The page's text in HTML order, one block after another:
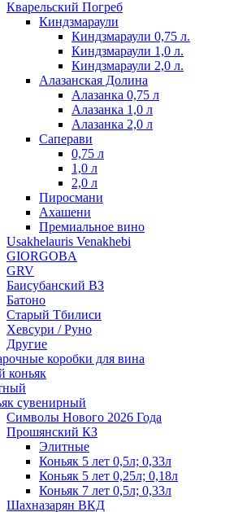
Кварельский Погреб
Киндзмараули
Киндзмараули 0,75 л.
Киндзмараули 1,0 л.
Киндзмараули 2,0 л.
Алазанская Долина
Алазанка 0,75 л
Алазанка 1,0 л
Алазанка 2,0 л
Саперави
0,75 л
1,0 л
2,0 л
Пиросмани
Ахашени
Премиальное вино
Usakhelauris Venakhebi
GIORGOBA
GRV
Баисубанский ВЗ
Батоно
Старый Тбилиси
Хевсури / Руно
Другие
коробки для вина
коньяк
сувенирный
Символы Нового 2026 Года
Прошянский КЗ
Элитные
Коньяк 5 лет 0,5л; 0,33л
Коньяк 5 лет 0,25л; 0,18л
Коньяк 7 лет 0,5л; 0,33л
Шахназарян ВКД